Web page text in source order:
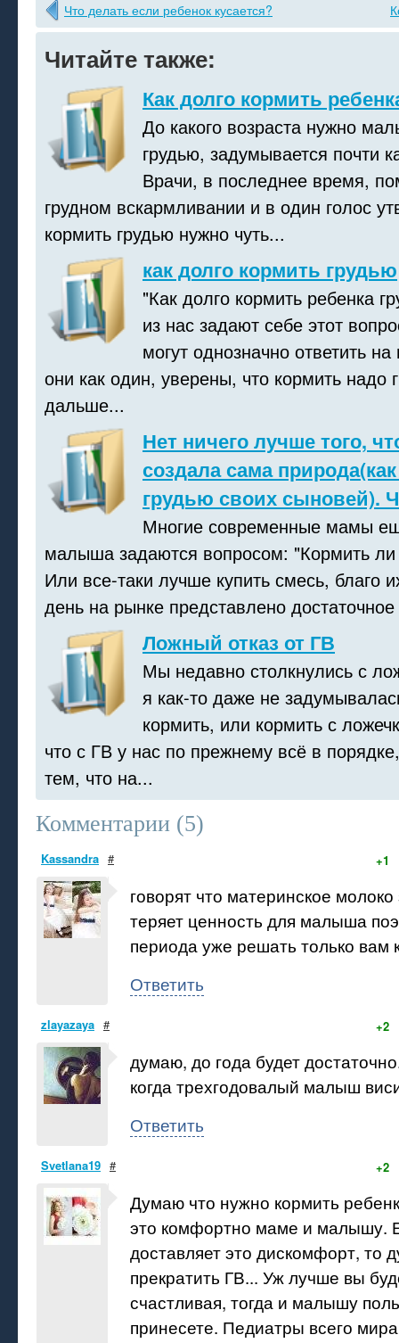
Что делать если ребенок кусается?
Читайте также:
Как долго кормить
До какого возраста нужно
грудью, задумывается почти
Врачи, в последнее время,
грудном вскармливании и в один голос
кормить грудью нужно чуть...
как долго кормить грудью
"Как долго кормить ребенка
из нас задают себе этот
могут однозначно ответить
они как один, уверены, что кормить надо
дальше...
Нет ничего лучше того,
создала сама
грудью своих сыновей).
Многие современные мамы
малыша задаются вопросом: "Кормить ли
Или все-таки лучше купить смесь, благо
день на рынке представлено
Ложный отказ от ГВ
Мы недавно столкнулись с
я как-то даже не
кормить, или кормить с
что с ГВ у нас по прежнему всё в
тем, что на...
Комментарии (5)
Kassandra # +1
говорят что материнское
теряет ценность для малыша
периода уже решать только вам
Ответить
zlayazaya # +2
думаю, до года будет
когда трехгодовалый малыш
Ответить
Svetlana19 # +2
Думаю что нужно кормить
это комфортно маме и малышу.
доставляет это дискомфорт, то
прекратить ГВ... Уж лучше вы
счастливая, тогда и малышу
принесете. Педиатры всего